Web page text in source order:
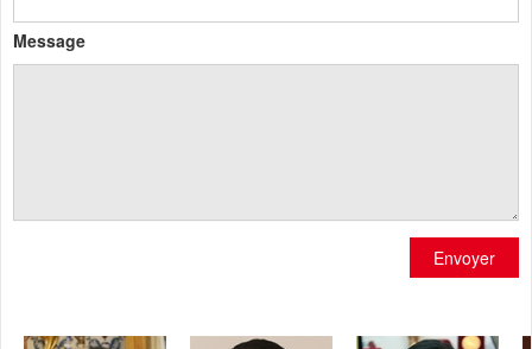
Message
Envoyer